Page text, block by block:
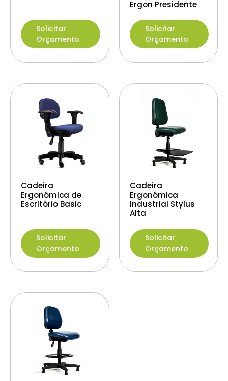
Solicitar
Orçamento
Ergon Presidente
Solicitar
Orçamento
Cadeira
Ergonômica de
Escritório Basic
Solicitar
Orçamento
Cadeira
Ergonômica
Industrial Stylus
Alta
Solicitar
Orçamento